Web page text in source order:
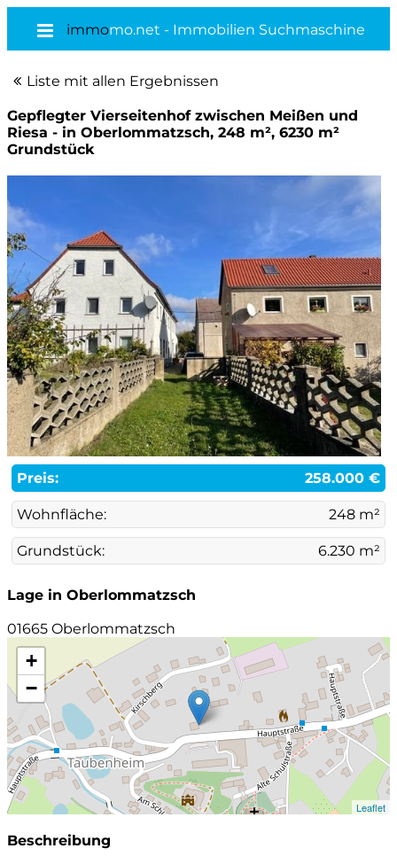
immomo.net - Immobilien Suchmaschine
Liste mit allen Ergebnissen
Gepflegter Vierseitenhof zwischen Meißen und
Riesa - in Oberlommatzsch, 248 m², 6230 m²
Grundstück
Preis: 258.000 €
Wohnfläche: 248 m²
Grundstück: 6.230 m²
Lage in Oberlommatzsch
01665 Oberlommatzsch
+
−
Leaflet
Beschreibung